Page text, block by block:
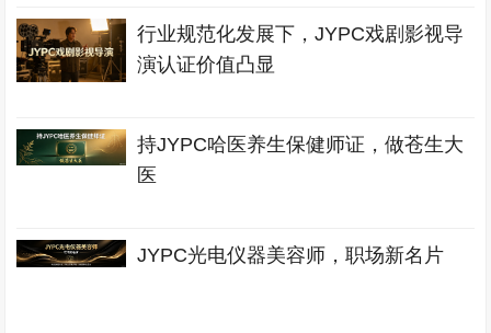
行业规范化发展下，JYPC戏剧影视导
演认证价值凸显
持JYPC哈医养生保健师证，做苍生大
医
JYPC光电仪器美容师，职场新名片